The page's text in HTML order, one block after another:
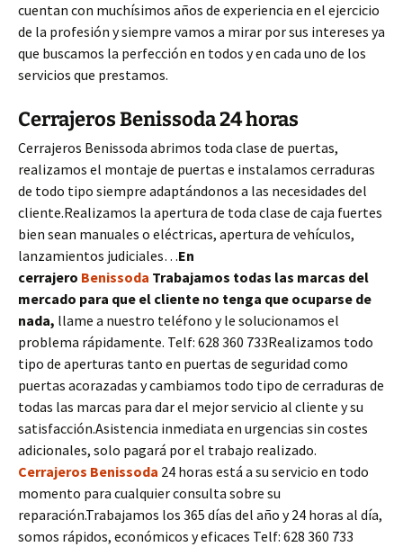
cuentan con muchísimos años de experiencia en el ejercicio
de la profesión y siempre vamos a mirar por sus intereses ya
que buscamos la perfección en todos y en cada uno de los
servicios que prestamos.
Cerrajeros Benissoda 24 horas
Cerrajeros Benissoda abrimos toda clase de puertas,
realizamos el montaje de puertas e instalamos cerraduras
de todo tipo siempre adaptándonos a las necesidades del
cliente.Realizamos la apertura de toda clase de caja fuertes
bien sean manuales o eléctricas, apertura de vehículos,
lanzamientos judiciales…En
cerrajero Benissoda Trabajamos todas las marcas del
mercado para que el cliente no tenga que ocuparse de
nada, llame a nuestro teléfono y le solucionamos el
problema rápidamente. Telf: 628 360 733Realizamos todo
tipo de aperturas tanto en puertas de seguridad como
puertas acorazadas y cambiamos todo tipo de cerraduras de
todas las marcas para dar el mejor servicio al cliente y su
satisfacción.Asistencia inmediata en urgencias sin costes
adicionales, solo pagará por el trabajo realizado.
Cerrajeros Benissoda 24 horas está a su servicio en todo
momento para cualquier consulta sobre su
reparación.Trabajamos los 365 días del año y 24 horas al día,
somos rápidos, económicos y eficaces Telf: 628 360 733